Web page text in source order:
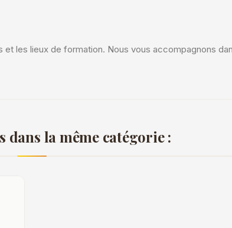
les lieux de formation. Nous vous accompagnons
dans la même catégorie :